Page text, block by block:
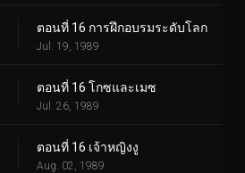
ตอนที่ 16 การฝึกอบรมระดับโลก
Jul. 19, 1989
ตอนที่ 16 โกซและเมซ
Jul. 26, 1989
ตอนที่ 16 เจ้าหญิงงู
Aug. 02, 1989